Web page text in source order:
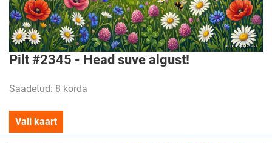
Pilt #2345 - Head suve algust!
Saadetud: 8 korda
Vali kaart